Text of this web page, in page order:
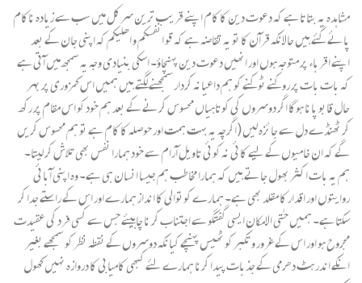
مشاہدہ یہ بتاتا ہے کہ دعوت دین کا کام اپنے قریب ترین سرکل میں سب سے زیادہ ناکام
پائے گئے ہیں حالانکہ قرآن کا تو یہ تقاضہ ہے کہ قو انفسکم و اھلیکم کہ اپنی جان کے بعد
اپنے اقرباء پر متوجہ ہوں اور انھیں دعوت دین پہنچاؤ۔ اسکی بنیادی وجہ یہ سمجھ میں آتی ہے
کہ بات بات پر روکنے ٹوکنے کو ہم داعیانہ کردار سمجھنے لگتے ہیں ہمیں اس کمزوری پر بہر
حال قابو پانا ہوگا اگر دوسروں کی کوتاہیاں محسوس کرنے کے بعد ہم خود کو اس مقام پر رکھ
کر ٹھنڈے دل سے جائزہ لیں (اگرچہ یہ بہت ہمت اور حوصلہ کا کام ہے تو ہم محسوس کریں
گے کہ ان خامیوں کے لیے کائی نہ کوئی تاویل آرام سے خود ہمارا نفس بھی تلاش کر لیتا۔
ہم یہ بات اکثر بھول جاتے ہیں کہ ہمارا مخاطب ہم جیسا انسان ہی ہے۔ وہ اپنی آبائی
روایتوں اور اقدار کا مقلد بھی ہے۔ ہمارے کوتوالی کا انداز ہمارے اور اس کے راستے جدا کر
سکتا ہے۔ ہمیں حتٰی الامکان ایسی گفتگو سے اجتناب کر نا چاہیئے جس سے کسی فرد کی عقیدت
مجروح ہو اور اس کے غرور و تکبر کو ٹھیس پہنچے کیانکہ دوسروں کے نقطہ نظر کو سمجھے بغیر
انکے اندر ہٹ دھرمی کے جذبات پیدا کرنا ہمارے لئے کبھی کامیابی کا دروازہ نہیں کھول